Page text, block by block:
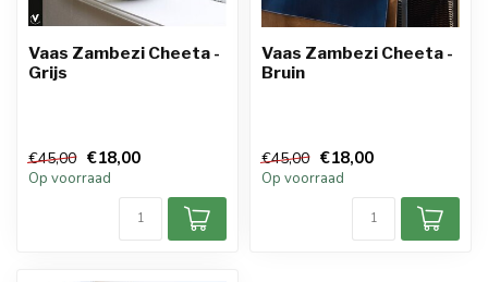
Vaas Zambezi Cheeta -
Grijs
€45,00 €18,00
Op voorraad
Vaas Zambezi Cheeta -
Bruin
€45,00 €18,00
Op voorraad